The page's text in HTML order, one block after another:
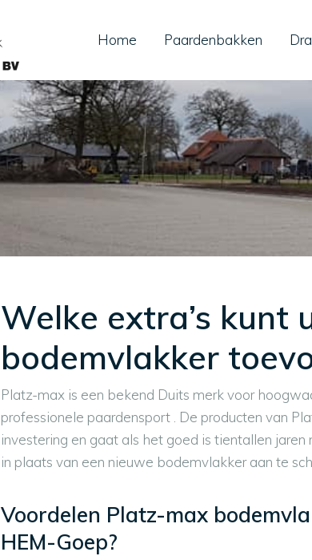
Home Paardenbakken
Welke extra’s kunt
bodemvlakker
Platz-max is een bekend Duits merk voor
professionele paardensport . De producten van
investering en gaat als het goed is tientallen
in plaats van een nieuwe bodemvlakker aan te
Voordelen Platz-max
HEM-Goep?